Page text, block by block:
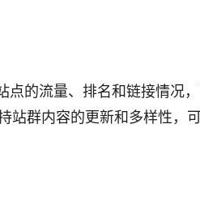
的流量、排名和链接情况
站群内容的更新和多样性，